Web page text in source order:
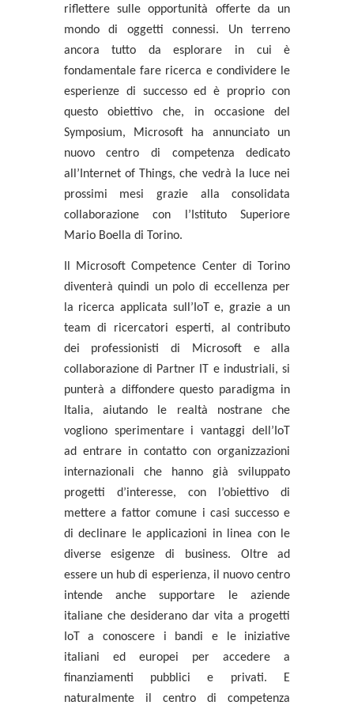
riflettere sulle opportunità offerte da un
mondo di oggetti connessi. Un terreno
ancora tutto da esplorare in cui è
fondamentale fare ricerca e condividere le
esperienze di successo ed è proprio con
questo obiettivo che, in occasione del
Symposium, Microsoft ha annunciato un
nuovo centro di competenza dedicato
all’Internet of Things, che vedrà la luce nei
prossimi mesi grazie alla consolidata
collaborazione con l’ Istituto Superiore
Mario Boella di Torino.
Il Microsoft Competence Center di Torino
diventerà quindi un polo di eccellenza per
la ricerca applicata sull’IoTe, grazie a un
team di ricercatori esperti, al contributo
dei professionisti di Microsoft e alla
collaborazione di Partner IT e industriali, si
punterà a diffondere questo paradigma in
Italia, aiutando le realtà nostrane che
vogliono sperimentare i vantaggi dell’IoT
ad entrare in contatto con organizzazioni
internazionali che hanno già sviluppato
progetti d’interesse, con l’obiettivo di
mettere a fattor comune i casi successo e
di declinare le applicazioni in linea con le
diverse esigenze di business. Oltre ad
essere un hub di esperienza, il nuovo centro
intende anche supportare le aziende
italiane che desiderano dar vita a progetti
IoT a conoscere i bandi e le iniziative
italiani ed europei per accedere a
finanziamenti pubblici e privati. E
naturalmente il centro di competenza